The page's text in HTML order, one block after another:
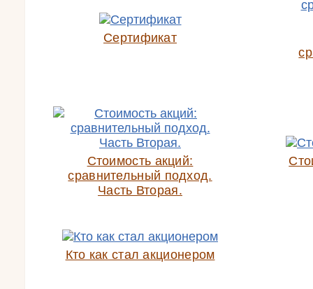
Сертификат
Стоимость акций:
сравнительный подход.
Часть Вторая.
Кто как стал акционером